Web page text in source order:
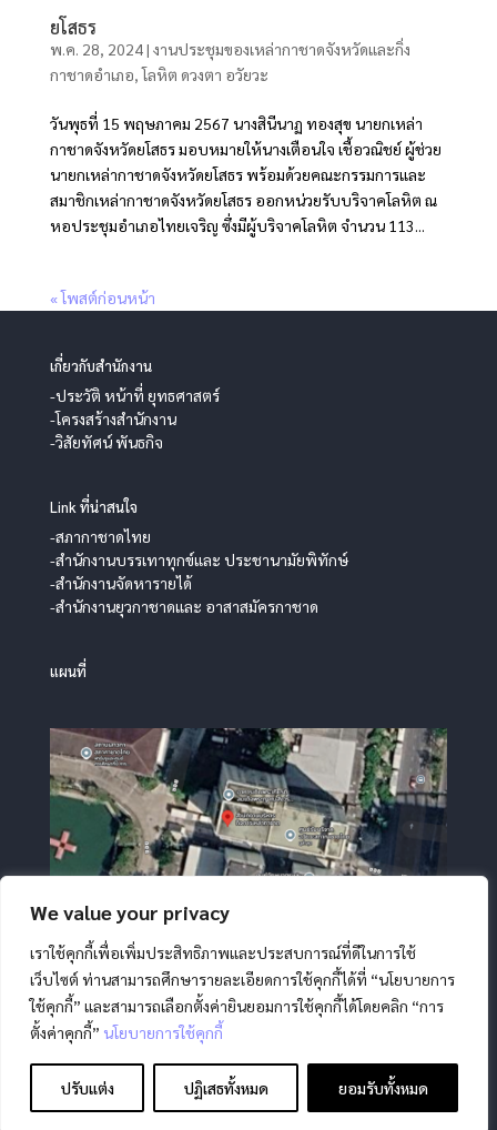
We value your privacy
เราใช้คุกกี้เพื่อเพิ่มประสิทธิภาพและประสบการณ์ที่ดีในการใช้
เว็บไซต์ ท่านสามารถศึกษารายละเอียดการใช้คุกกี้ได้ที่ “นโยบายการ
ใช้คุกกี้” และสามารถเลือกตั้งค่ายินยอมการใช้คุกกี้ได้โดยคลิก “การ
ตั้งค่าคุกกี้” นโยบายการใช้คุกกี้
ปรับแต่ง ปฏิเสธทั้งหมด ยอมรับทั้งหมด
ยโสธร
พ.ค. 28, 2024| งานประชุมของเหล่ากาชาดจังหวัดและกิ่ง
กาชาดอำเภอ,โลหิต ดวงตา อวัยวะ
วันพุธที่ 15 พฤษภาคม 2567 นางสินีนาฏ ทองสุข นายกเหล่า
กาชาดจังหวัดยโสธร มอบหมายให้นางเตือนใจ เชื้อวณิชย์ ผู้ช่วย
นายกเหล่ากาชาดจังหวัดยโสธร พร้อมด้วยคณะกรรมการและ
สมาชิกเหล่ากาชาดจังหวัดยโสธร ออกหน่วยรับบริจาคโลหิต ณ
หอประชุมอำเภอไทยเจริญ ซึ่งมีผู้บริจาคโลหิต จำนวน 113...
« โพสต์ก่อนหน้า
เกี่ยวกับสำนักงาน
-ประวัติ หน้าที่ ยุทธศาสตร์
-โครงสร้างสำนักงาน
-วิสัยทัศน์ พันธกิจ
Link ที่น่าสนใจ
-สภากาชาดไทย
-สำนักงานบรรเทาทุกข์และ ประชานามัยพิทักษ์
-สำนักงานจัดหารายได้
-สำนักงานยุวกาชาดและ อาสาสมัครกาชาด
แผนที่
สงวนลิขสิทธิ์ โดย สภากาชาดไทย |